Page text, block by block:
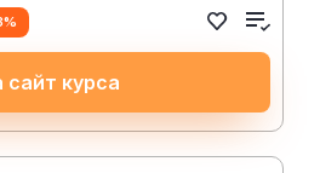
сайт курса